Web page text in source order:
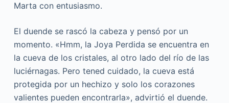
Marta con entusiasmo.
El duende se rascó la cabeza y pensó por un
momento. «Hmm, la Joya Perdida se encuentra en
la cueva de los cristales, al otro lado del río de las
luciérnagas. Pero tened cuidado, la cueva está
protegida por un hechizo y solo los corazones
valientes pueden encontrarla», advirtió el duende.